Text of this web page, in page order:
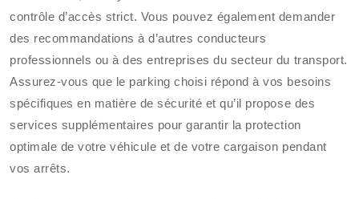
contrôle d’accès strict. Vous pouvez également demander
des recommandations à d’autres conducteurs
professionnels ou à des entreprises du secteur du transport.
Assurez-vous que le parking choisi répond à vos besoins
spécifiques en matière de sécurité et qu’il propose des
services supplémentaires pour garantir la protection
optimale de votre véhicule et de votre cargaison pendant
vos arrêts.